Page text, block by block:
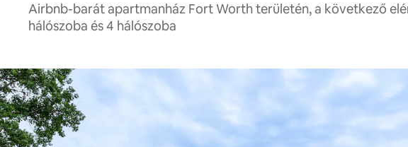
Airbnb-barát apartmanház Fort Worth területén, a következő
hálószoba és 4 hálószoba